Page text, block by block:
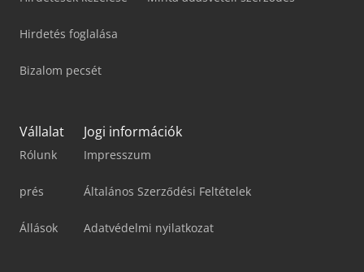
Hirdetés foglalása
Bizalom pecsét
Vállalat
Rólunk
prés
Állások
Jogi információk
Impresszum
Általános Szerződési Feltételek
Adatvédelmi nyilatkozat